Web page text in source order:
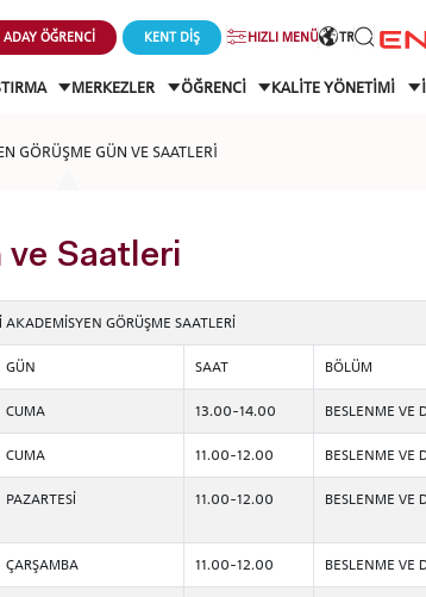
ADAY ÖĞRENCİ KENT DİŞ HIZLI MENÜ TR
MERKEZLER ÖĞRENCİ KALİTE YÖNETİMİ
GÖRÜŞME GÜN VE SAATLERİ
Saatleri
GÖRÜŞME SAATLERİ
GÜN SAAT BÖLÜM
CUMA 13.00-14.00 BESLENME VE
CUMA 11.00-12.00 BESLENME VE
PAZARTESİ 11.00-12.00 BESLENME VE
ÇARŞAMBA 11.00-12.00 BESLENME VE